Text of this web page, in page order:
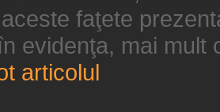
faţete
evidenţa, mai mult
articolul